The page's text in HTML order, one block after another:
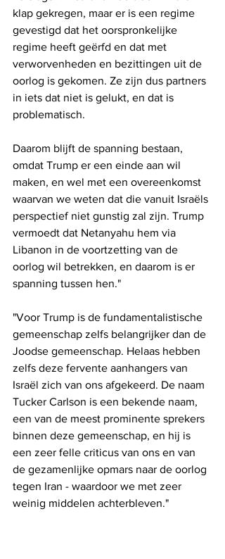
klap gekregen, maar er is een regime
gevestigd dat het oorspronkelijke
regime heeft geërfd en dat met
verworvenheden en bezittingen uit de
oorlog is gekomen. Ze zijn dus partners
in iets dat niet is gelukt, en dat is
problematisch.
Daarom blijft de spanning bestaan,
omdat Trump er een einde aan wil
maken, en wel met een overeenkomst
waarvan we weten dat die vanuit Israëls
perspectief niet gunstig zal zijn. Trump
vermoedt dat Netanyahu hem via
Libanon in de voortzetting van de
oorlog wil betrekken, en daarom is er
spanning tussen hen."
"Voor Trump is de fundamentalistische
gemeenschap zelfs belangrijker dan de
Joodse gemeenschap. Helaas hebben
zelfs deze fervente aanhangers van
Israël zich van ons afgekeerd. De naam
Tucker Carlson is een bekende naam,
een van de meest prominente sprekers
binnen deze gemeenschap, en hij is
een zeer felle criticus van ons en van
de gezamenlijke opmars naar de oorlog
tegen Iran - waardoor we met zeer
weinig middelen achterbleven."